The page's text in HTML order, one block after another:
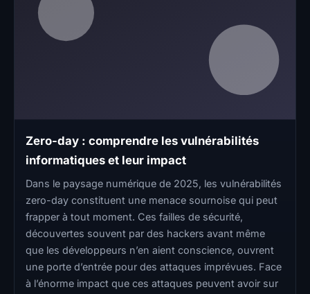
Zero-day : comprendre les vulnérabilités
informatiques et leur impact
Dans le paysage numérique de 2025, les vulnérabilités
zero-day constituent une menace sournoise qui peut
frapper à tout moment. Ces failles de sécurité,
découvertes souvent par des hackers avant même
que les développeurs n’en aient conscience, ouvrent
une porte d’entrée pour des attaques imprévues. Face
à l’énorme impact que ces attaques peuvent avoir sur